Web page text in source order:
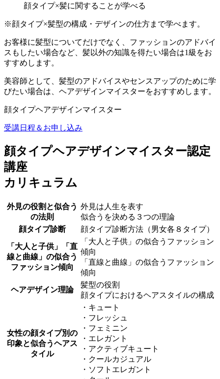
顔タイプ×髪に関することが学べる
※顔タイプ×髪型の構成・デザインの仕方まで学べます。
お客様に髪型についてだけでなく、ファッションのアドバイ
スもしたい場合など、髪以外の知識を得たい場合は1級をお
すすめします。
美容師として、髪型のアドバイスやセンスアップのために学
びたい場合は、ヘアデザインマイスターをおすすめします。
顔タイプヘアデザインマイスター
受講日程＆お申し込み
顔タイプヘアデザインマイスター認定
講座
カリキュラム
外見の役割と似合う
の法則
外見は人生を表す
似合うを決める３つの理論
顔タイプ診断
顔タイプ診断方法（男女各８タイプ）
「大人と子供」「直
線と曲線」の似合う
ファッション傾向
「大人と子供」の似合うファッション
傾向
「直線と曲線」の似合うファッション
傾向
ヘアデザイン理論
髪型の役割
顔タイプにおけるヘアスタイルの構成
女性の顔タイプ別の
印象と似合うヘアス
タイル
・キュート
・フレッシュ
・フェミニン
・エレガント
・アクティブキュート
・クールカジュアル
・ソフトエレガント